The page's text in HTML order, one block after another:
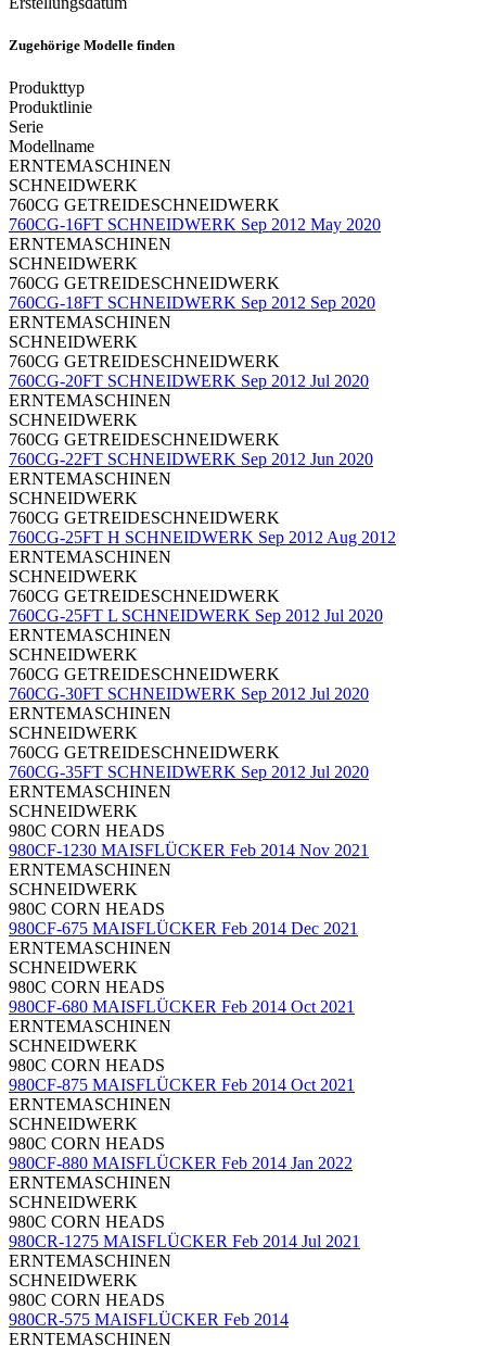
Zugehörige Modelle finden
Produkttyp
Produktlinie
Serie
Modellname
ERNTEMASCHINEN
SCHNEIDWERK
760CG GETREIDESCHNEIDWERK
760CG-16FT SCHNEIDWERK Sep 2012 May 2020
ERNTEMASCHINEN
SCHNEIDWERK
760CG GETREIDESCHNEIDWERK
760CG-18FT SCHNEIDWERK Sep 2012 Sep 2020
ERNTEMASCHINEN
SCHNEIDWERK
760CG GETREIDESCHNEIDWERK
760CG-20FT SCHNEIDWERK Sep 2012 Jul 2020
ERNTEMASCHINEN
SCHNEIDWERK
760CG GETREIDESCHNEIDWERK
760CG-22FT SCHNEIDWERK Sep 2012 Jun 2020
ERNTEMASCHINEN
SCHNEIDWERK
760CG GETREIDESCHNEIDWERK
760CG-25FT H SCHNEIDWERK Sep 2012 Aug 2012
ERNTEMASCHINEN
SCHNEIDWERK
760CG GETREIDESCHNEIDWERK
760CG-25FT L SCHNEIDWERK Sep 2012 Jul 2020
ERNTEMASCHINEN
SCHNEIDWERK
760CG GETREIDESCHNEIDWERK
760CG-30FT SCHNEIDWERK Sep 2012 Jul 2020
ERNTEMASCHINEN
SCHNEIDWERK
760CG GETREIDESCHNEIDWERK
760CG-35FT SCHNEIDWERK Sep 2012 Jul 2020
ERNTEMASCHINEN
SCHNEIDWERK
980C CORN HEADS
980CF-1230 MAISFLÜCKER Feb 2014 Nov 2021
ERNTEMASCHINEN
SCHNEIDWERK
980C CORN HEADS
980CF-675 MAISFLÜCKER Feb 2014 Dec 2021
ERNTEMASCHINEN
SCHNEIDWERK
980C CORN HEADS
980CF-680 MAISFLÜCKER Feb 2014 Oct 2021
ERNTEMASCHINEN
SCHNEIDWERK
980C CORN HEADS
980CF-875 MAISFLÜCKER Feb 2014 Oct 2021
ERNTEMASCHINEN
SCHNEIDWERK
980C CORN HEADS
980CF-880 MAISFLÜCKER Feb 2014 Jan 2022
ERNTEMASCHINEN
SCHNEIDWERK
980C CORN HEADS
980CR-1275 MAISFLÜCKER Feb 2014 Jul 2021
ERNTEMASCHINEN
SCHNEIDWERK
980C CORN HEADS
980CR-575 MAISFLÜCKER Feb 2014
ERNTEMASCHINEN